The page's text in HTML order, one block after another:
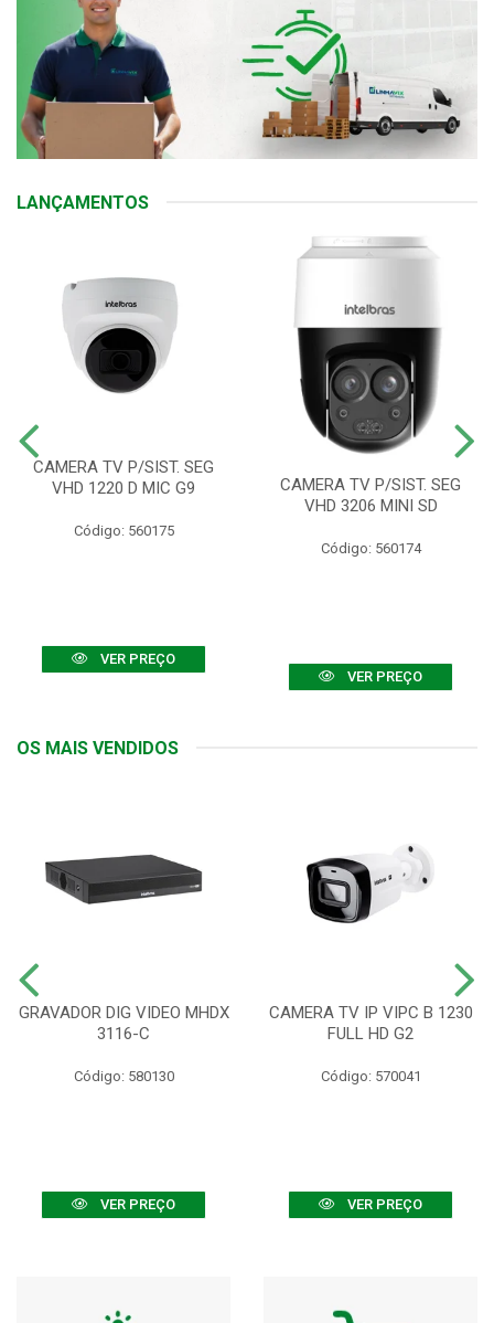
LANÇAMENTOS
CAMERA TV P/SIST. SEG
VHD 1220 D MIC G9
Código: 560175
VER PREÇO
CAMERA TV P/SIST. SEG
VHD 3206 MINI SD
Código: 560174
VER PREÇO
OS MAIS VENDIDOS
GRAVADOR DIG VIDEO MHDX
3116-C
Código: 580130
VER PREÇO
CAMERA TV IP VIPC B 1230
FULL HD G2
Código: 570041
VER PREÇO